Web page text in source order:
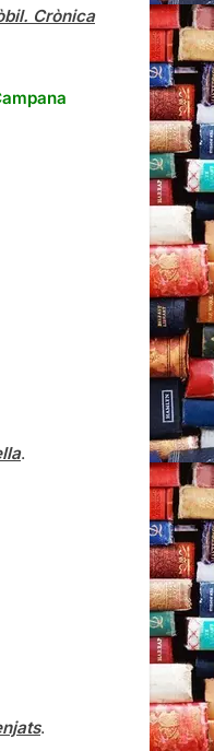
Crònica
.
.